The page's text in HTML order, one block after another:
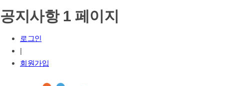
공지사항 1 페이지
로그인
|
회원가입